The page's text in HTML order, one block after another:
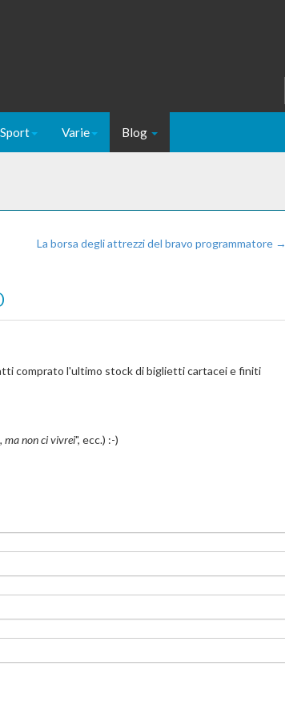
Sport Varie Blog
La borsa degli attrezzi del bravo programmatore →
comprato l'ultimo stock di biglietti cartacei e finiti
ma non ci vivrei", ecc.) :-)